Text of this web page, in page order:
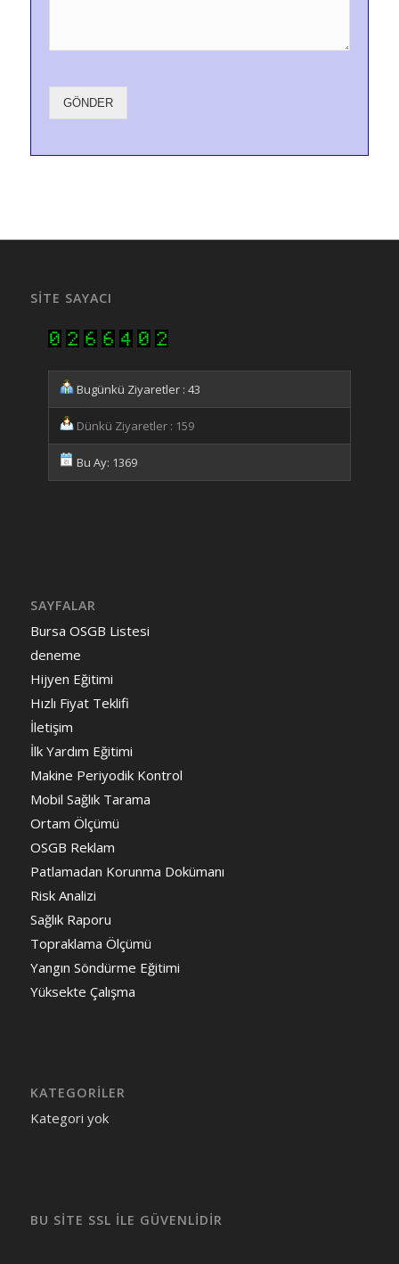
GÖNDER
SITE SAYACI
Bugünkü Ziyaretler : 43
Dünkü Ziyaretler : 159
Bu Ay: 1369
SAYFALAR
Bursa OSGB Listesi
deneme
Hijyen Eğitimi
Hızlı Fiyat Teklifi
İletişim
İlk Yardım Eğitimi
Makine Periyodik Kontrol
Mobil Sağlık Tarama
Ortam Ölçümü
OSGB Reklam
Patlamadan Korunma Dokümanı
Risk Analizi
Sağlık Raporu
Topraklama Ölçümü
Yangın Söndürme Eğitimi
Yüksekte Çalışma
KATEGORILER
Kategori yok
BU SİTE SSL İLE GÜVENLİDİR